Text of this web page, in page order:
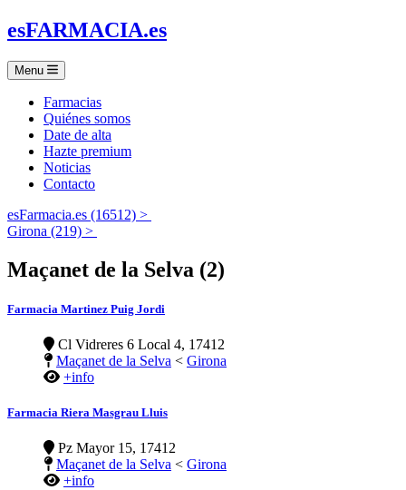
esFARMACIA.es
Menu
Farmacias
Quiénes somos
Date de alta
Hazte premium
Noticias
Contacto
esFarmacia.es (16512) >
Girona (219) >
Maçanet de la Selva (2)
Farmacia Martinez Puig Jordi
Cl Vidreres 6 Local 4, 17412
Maçanet de la Selva < Girona
+info
Farmacia Riera Masgrau Lluis
Pz Mayor 15, 17412
Maçanet de la Selva < Girona
+info